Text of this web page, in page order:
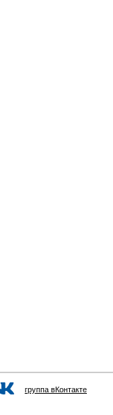
группа вКонтакте